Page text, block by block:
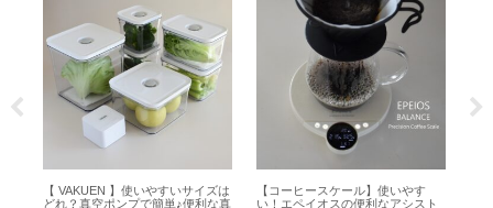
【 VAKUEN 】使いやすいサイズは
どれ？真空ポンプで簡単♪便利な真
【コーヒースケール】使いやす
い！エペイオスの便利なアシスト
トトロリ